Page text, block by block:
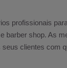
profissionais
barber shop. As
clientes com